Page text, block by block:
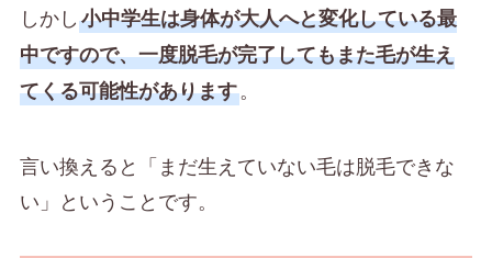
しかし小中学生は身体が大人へと変化している最
中ですので、一度脱毛が完了してもまた毛が生え
てくる可能性があります。
言い換えると「まだ生えていない毛は脱毛できな
い」ということです。